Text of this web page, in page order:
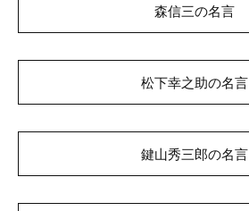
森信三の名言
松下幸之助の名言
鍵山秀三郎の名言